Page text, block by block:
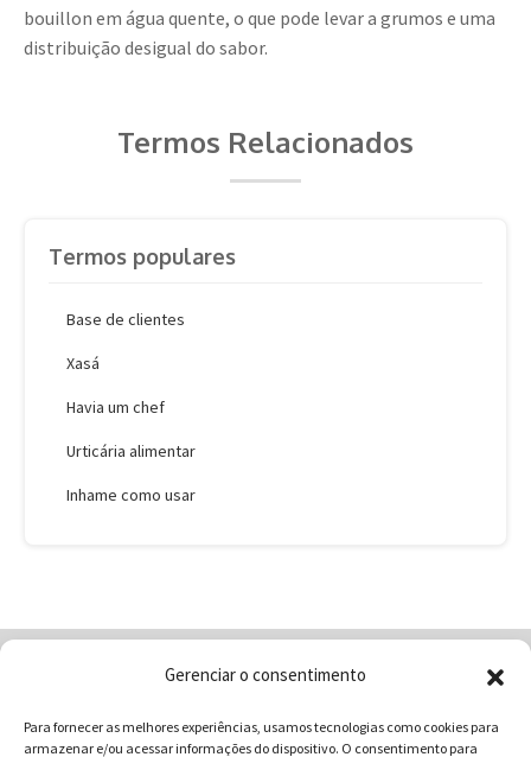
Gerenciar o consentimento
Para fornecer as melhores experiências, usamos tecnologias como cookies para
armazenar e/ou acessar informações do dispositivo. O consentimento para
bouillon em água quente, o que pode levar a grumos e uma
distribuição desigual do sabor.
Termos Relacionados
Termos populares
Base de clientes
Xasá
Havia um chef
Urticária alimentar
Inhame como usar
Contatos
Receitas
Blog